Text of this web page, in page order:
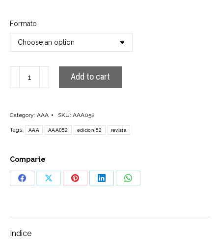
Formato
quantity
Add to cart
Category: AAA SKU: AAA052
Tags: AAA AAA052 edicion 52 revista
Comparte
Share
Share
Share
Share
Share
Indice